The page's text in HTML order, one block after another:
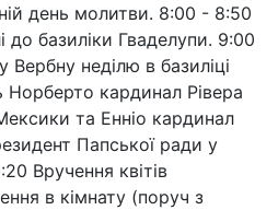
день молитви. 8:00 - 8:50
до базиліки Гваделупи. 9:00
неділю в базиліці
Норберто кардинал Рівера
та Енніо кардинал
Папської ради у
Вручення квітів
в кімнату (поруч з